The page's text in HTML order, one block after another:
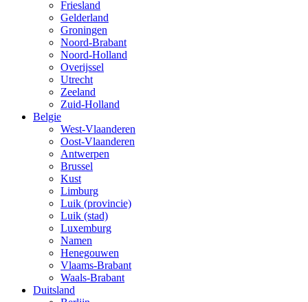
Friesland
Gelderland
Groningen
Noord-Brabant
Noord-Holland
Overijssel
Utrecht
Zeeland
Zuid-Holland
Belgie
West-Vlaanderen
Oost-Vlaanderen
Antwerpen
Brussel
Kust
Limburg
Luik (provincie)
Luik (stad)
Luxemburg
Namen
Henegouwen
Vlaams-Brabant
Waals-Brabant
Duitsland